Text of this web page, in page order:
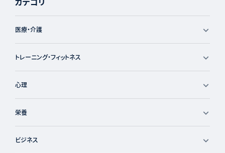
医療・介護
トレーニング・フィットネス
心理
栄養
ビジネス